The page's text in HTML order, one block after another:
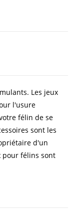
Les jeux
l'usure
félin de se
sont les
d'un
pour félins sont